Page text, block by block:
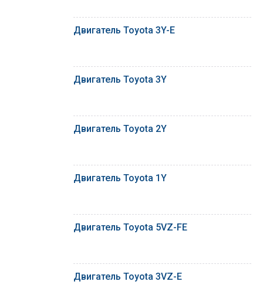
Двигатель Toyota 3Y-E
Двигатель Toyota 3Y
Двигатель Toyota 2Y
Двигатель Toyota 1Y
Двигатель Toyota 5VZ-FE
Двигатель Toyota 3VZ-E